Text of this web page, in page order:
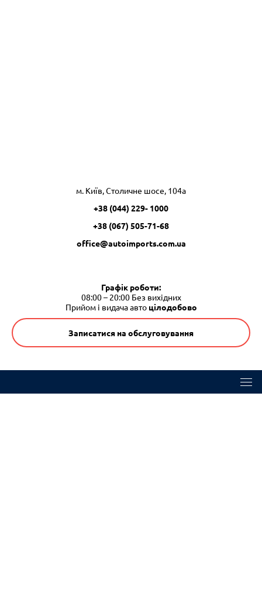
м. Київ, Столичне шосе, 104а
+38 (044) 229- 1000
+38 (067) 505-71-68
office@autoimports.com.ua
Графік роботи:
08:00 – 20:00 Без вихідних
Прийом і видача авто цілодобово
Записатися на обслуговування